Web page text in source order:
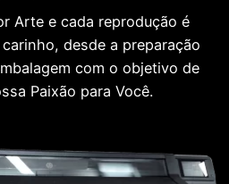
Arte e cada reprodução é
desde a preparação
com o objetivo de
Paixão para Você.